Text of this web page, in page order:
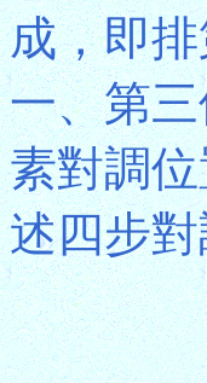
成，即
一、第
素對調
述四步